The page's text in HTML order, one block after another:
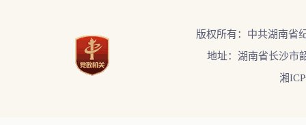
版权所有：中共湖南省
地址：湖南省长沙市
湘